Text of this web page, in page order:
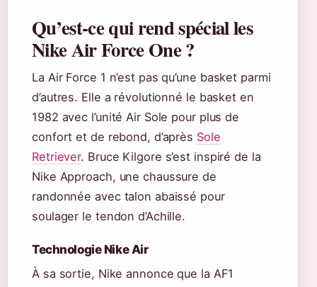
Qu’est-ce qui rend spécial les
Nike Air Force One ?
La Air Force 1 n’est pas qu’une basket parmi
d’autres. Elle a révolutionné le basket en
1982 avec l’unité Air Sole pour plus de
confort et de rebond, d’après Sole
Retriever. Bruce Kilgore s’est inspiré de la
Nike Approach, une chaussure de
randonnée avec talon abaissé pour
soulager le tendon d’Achille.
Technologie Nike Air
À sa sortie, Nike annonce que la AF1